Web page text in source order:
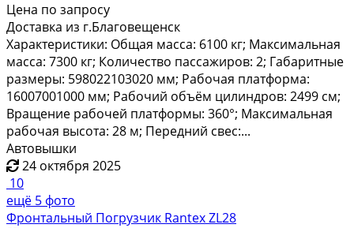
Цена по запросу
Доставка из г.Благовещенск
Характеристики: Общая масса: 6100 кг; Максимальная
масса: 7300 кг; Количество пассажиров: 2; Габаритные
размеры: 598022103020 мм; Рабочая платформа:
16007001000 мм; Рабочий объём цилиндров: 2499 см;
Вращение рабочей платформы: 360°; Максимальная
рабочая высота: 28 м; Передний свес:...
Автовышки
24 октября 2025
10
ещё 5 фото
Фронтальный Погрузчик Rantex ZL28